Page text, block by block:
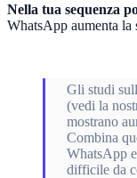
Nella tua sequenza
WhatsApp aumenta la
Gli studi
(vedi la
mostrano
Combina
WhatsApp
difficile da